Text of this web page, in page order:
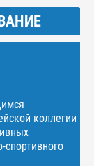
коллегии
спортивного